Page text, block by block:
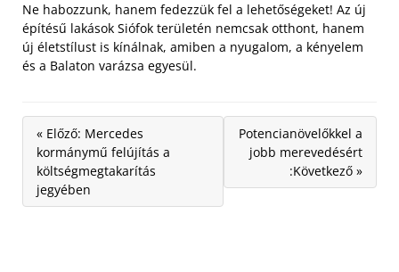
Ne habozzunk, hanem fedezzük fel a lehetőségeket! Az új
építésű lakások Siófok területén nemcsak otthont, hanem
új életstílust is kínálnak, amiben a nyugalom, a kényelem
és a Balaton varázsa egyesül.
« Előző: Mercedes
kormánymű felújítás a
költségmegtakarítás
jegyében
Potencianövelőkkel a
jobb merevedésért
:Következő »